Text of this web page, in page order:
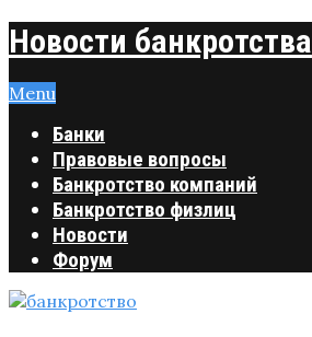
Новости банкротства
Menu
Банки
Правовые вопросы
Банкротство компаний
Банкротство физлиц
Новости
Форум